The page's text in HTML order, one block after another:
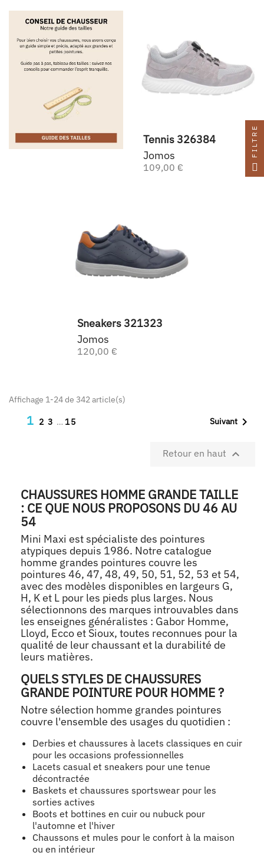
Tennis 326384
Jomos
109,00 €
Sneakers 321323
Jomos
120,00 €
Affichage 1-24 de 342 article(s)
1 2 3 … 15 Suivant 
Retour en haut 
CHAUSSURES HOMME GRANDE TAILLE
: CE QUE NOUS PROPOSONS DU 46 AU
54
Mini Maxi est spécialiste des pointures
atypiques depuis 1986. Notre catalogue
homme grandes pointures couvre les
pointures 46, 47, 48, 49, 50, 51, 52, 53 et 54,
avec des modèles disponibles en largeurs G,
H, K et L pour les pieds plus larges. Nous
sélectionnons des marques introuvables dans
les enseignes généralistes : Gabor Homme,
Lloyd, Ecco et Sioux, toutes reconnues pour la
qualité de leur chaussant et la durabilité de
leurs matières.
QUELS STYLES DE CHAUSSURES
GRANDE POINTURE POUR HOMME ?
Notre sélection homme grandes pointures
couvre l'ensemble des usages du quotidien :
Derbies et chaussures à lacets classiques en cuir
pour les occasions professionnelles
Lacets casual et sneakers pour une tenue
décontractée
Baskets et chaussures sportswear pour les
sorties actives
Boots et bottines en cuir ou nubuck pour
l'automne et l'hiver
Chaussons et mules pour le confort à la maison
ou en intérieur
FILTRE